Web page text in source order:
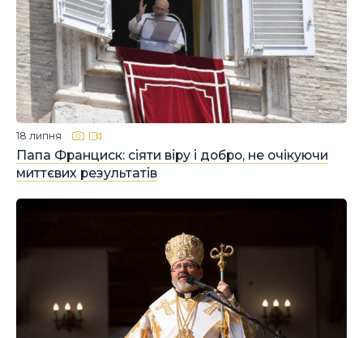
Папа Франциск: сіяти віру і добро, не очікуючи
миттєвих результатів
18 липня